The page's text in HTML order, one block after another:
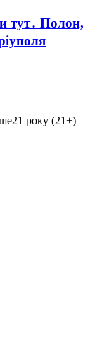
тут․ Полон,
21 року (21+)